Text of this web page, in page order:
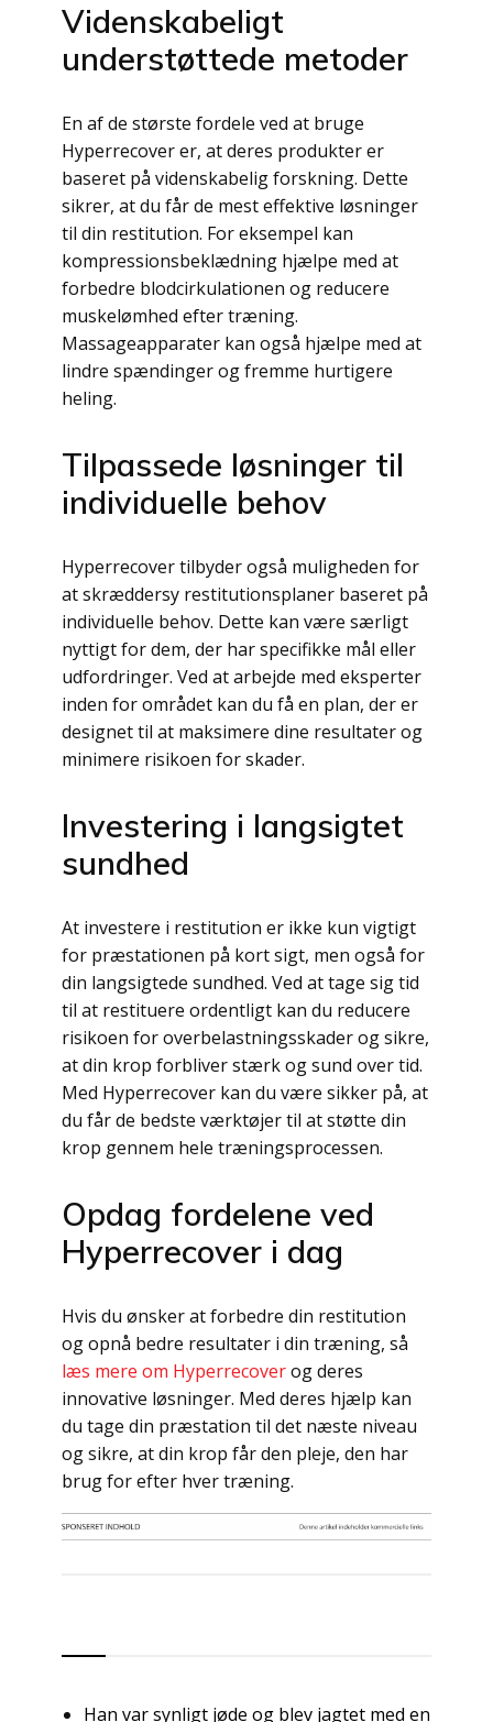
Videnskabeligt
understøttede metoder
En af de største fordele ved at bruge
Hyperrecover er, at deres produkter er
baseret på videnskabelig forskning. Dette
sikrer, at du får de mest effektive løsninger
til din restitution. For eksempel kan
kompressionsbeklædning hjælpe med at
forbedre blodcirkulationen og reducere
muskelømhed efter træning.
Massageapparater kan også hjælpe med at
lindre spændinger og fremme hurtigere
heling.
Tilpassede løsninger til
individuelle behov
Hyperrecover tilbyder også muligheden for
at skræddersy restitutionsplaner baseret på
individuelle behov. Dette kan være særligt
nyttigt for dem, der har specifikke mål eller
udfordringer. Ved at arbejde med eksperter
inden for området kan du få en plan, der er
designet til at maksimere dine resultater og
minimere risikoen for skader.
Investering i langsigtet
sundhed
At investere i restitution er ikke kun vigtigt
for præstationen på kort sigt, men også for
din langsigtede sundhed. Ved at tage sig tid
til at restituere ordentligt kan du reducere
risikoen for overbelastningsskader og sikre,
at din krop forbliver stærk og sund over tid.
Med Hyperrecover kan du være sikker på, at
du får de bedste værktøjer til at støtte din
krop gennem hele træningsprocessen.
Opdag fordelene ved
Hyperrecover i dag
Hvis du ønsker at forbedre din restitution
og opnå bedre resultater i din træning, så
læs mere om Hyperrecoverog deres
innovative løsninger. Med deres hjælp kan
du tage din præstation til det næste niveau
og sikre, at din krop får den pleje, den har
brug for efter hver træning.
Han var synligt jøde og blev jagtet med en